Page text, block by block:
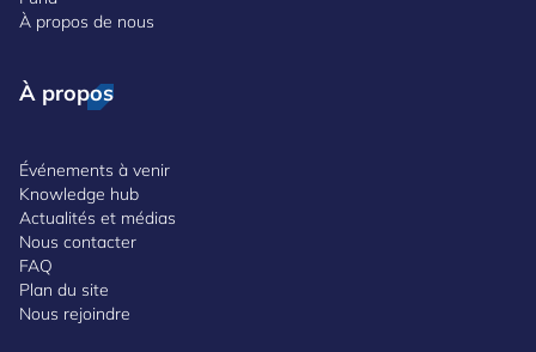
À propos de nous
À propos
Événements à venir
Knowledge hub
Actualités et médias
Nous contacter
FAQ
Plan du site
Nous rejoindre